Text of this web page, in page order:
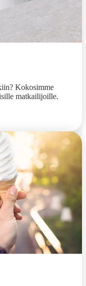
Kokosimme
matkailijoille.